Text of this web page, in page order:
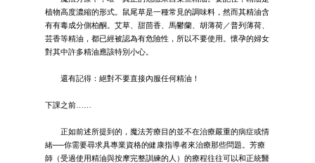
植物高度濃縮的形式。鼠尾草是一種常見的調味料，然而其精油含
有有毒成分側柏酮。艾草、甜茴香、馬鬱蘭、胡薄荷／普列薄荷、
芸香等精油，都已經被認為有危險性，所以不要使用。懷孕的婦女
對其中許多精油應該特別小心。
還有記得：絕對不要直接內服任何精油！
下課之前……
正如前述所提到的，魔法芳療目的並不在治療嚴重的病症或情
緒──你需要尋求具專業資格的健康指導者來治療那些問題。芳療
師（受過使用精油與按摩完整訓練的人）的療程往往可以和正統醫